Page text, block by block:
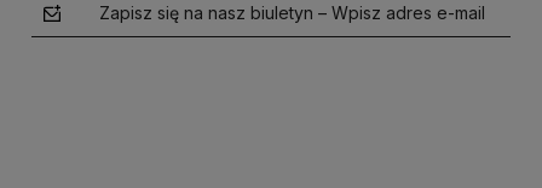
Zapisz się na nasz biuletyn – Wpisz adres e-mail